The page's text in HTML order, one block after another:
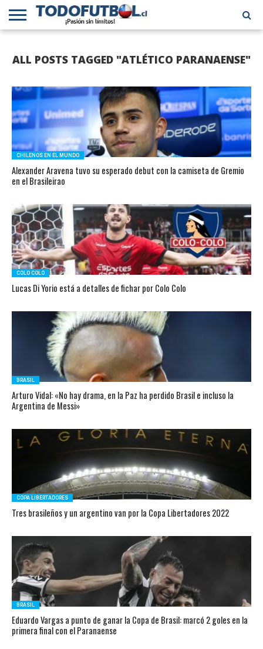
BCHILENA
EN EL
MUNDO
INTERNACIONAL
ALL POSTS TAGGED "ATLÉTICO PARANAENSE"
CHILENOS EN EL MUNDO
Alexander Aravena tuvo su esperado debut con la camiseta de Gremio
en el Brasileirao
COLO COLO
Lucas Di Yorio está a detalles de fichar por Colo Colo
BRASIL
Arturo Vidal: «No hay drama, en la Paz ha perdido Brasil e incluso la
Argentina de Messi»
COPA LIBERTADORES
Tres brasileños y un argentino van por la Copa Libertadores 2022
BRASIL
Eduardo Vargas a punto de ganar la Copa de Brasil: marcó 2 goles en la
primera final con el Paranaense